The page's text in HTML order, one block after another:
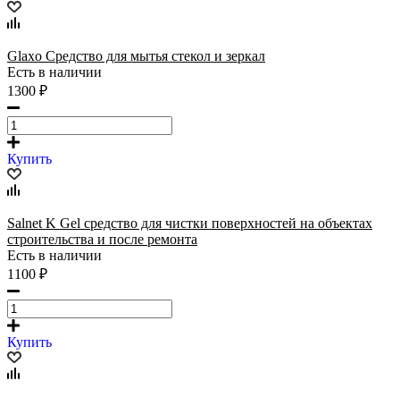
Glaxo Средство для мытья стекол и зеркал
Есть в наличии
1300 ₽
Купить
Salnet K Gel средство для чистки поверхностей на объектах
строительства и после ремонта
Есть в наличии
1100 ₽
Купить